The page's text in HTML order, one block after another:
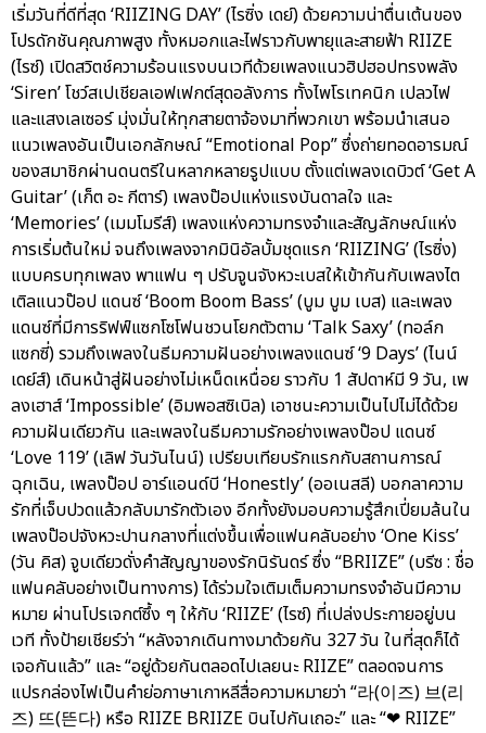
เริ่มวันที่ดีที่สุด ‘RIIZING DAY’ (ไรซิ่ง เดย์) ด้วยความน่าตื่นเต้นของ
โปรดักชันคุณภาพสูง ทั้งหมอกและไฟราวกับพายุและสายฟ้า RIIZE
(ไรซ์) เปิดสวิตช์ความร้อนแรงบนเวทีด้วยเพลงแนวฮิปฮอปทรงพลัง
‘Siren’ โชว์สเปเชียลเอฟเฟกต์สุดอลังการ ทั้งไพโรเทคนิก เปลวไฟ
และแสงเลเซอร์ มุ่งมั่นให้ทุกสายตาจ้องมาที่พวกเขา พร้อมนำเสนอ
แนวเพลงอันเป็นเอกลักษณ์ “Emotional Pop” ซึ่งถ่ายทอดอารมณ์
ของสมาชิกผ่านดนตรีในหลากหลายรูปแบบ ตั้งแต่เพลงเดบิวต์ ‘Get A
Guitar’ (เก็ต อะ กีตาร์) เพลงป๊อปแห่งแรงบันดาลใจ และ
‘Memories’ (เมมโมรีส์) เพลงแห่งความทรงจำและสัญลักษณ์แห่ง
การเริ่มต้นใหม่ จนถึงเพลงจากมินิอัลบั้มชุดแรก ‘RIIZING’ (ไรซิ่ง)
แบบครบทุกเพลง พาแฟน ๆ ปรับจูนจังหวะเบสให้เข้ากันกับเพลงไต
เติลแนวป๊อป แดนซ์ ‘Boom Boom Bass’ (บูม บูม เบส) และเพลง
แดนซ์ที่มีการริฟฟ์แซกโซโฟนชวนโยกตัวตาม ‘Talk Saxy’ (ทอล์ก
แซกซี่) รวมถึงเพลงในธีมความฝันอย่างเพลงแดนซ์ ‘9 Days’ (ไนน์
เดย์ส์) เดินหน้าสู่ฝันอย่างไม่เหน็ดเหนื่อย ราวกับ 1 สัปดาห์มี 9 วัน, เพ
ลงเฮาส์ ‘Impossible’ (อิมพอสซิเบิล) เอาชนะความเป็นไปไม่ได้ด้วย
ความฝันเดียวกัน และเพลงในธีมความรักอย่างเพลงป๊อป แดนซ์
‘Love 119’ (เลิฟ วันวันไนน์) เปรียบเทียบรักแรกกับสถานการณ์
ฉุกเฉิน, เพลงป๊อป อาร์แอนด์บี ‘Honestly’ (ออเนสลี) บอกลาความ
รักที่เจ็บปวดแล้วกลับมารักตัวเอง อีกทั้งยังมอบความรู้สึกเปี่ยมล้นใน
เพลงป๊อปจังหวะปานกลางที่แต่งขึ้นเพื่อแฟนคลับอย่าง ‘One Kiss’
(วัน คิส) จูบเดียวดั่งคำสัญญาของรักนิรันดร์ ซึ่ง “BRIIZE” (บรีซ : ชื่อ
แฟนคลับอย่างเป็นทางการ) ได้ร่วมใจเติมเต็มความทรงจำอันมีความ
หมาย ผ่านโปรเจกต์ซึ้ง ๆ ให้กับ ‘RIIZE’ (ไรซ์) ที่เปล่งประกายอยู่บน
เวที ทั้งป้ายเชียร์ว่า “หลังจากเดินทางมาด้วยกัน 327 วัน ในที่สุดก็ได้
เจอกันแล้ว” และ “อยู่ด้วยกันตลอดไปเลยนะ RIIZE” ตลอดจนการ
แปรกล่องไฟเป็นคำย่อภาษาเกาหลีสื่อความหมายว่า “라(이즈) 브(리
즈) 뜨(뜬다) หรือ RIIZE BRIIZE บินไปกันเถอะ” และ “❤ RIIZE”